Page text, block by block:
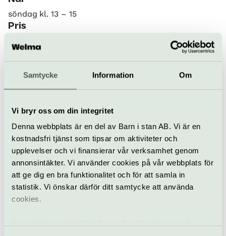
Samtycke Information Om
Vi bryr oss om din integritet
Denna webbplats är en del av Barn i stan AB. Vi är en
kostnadsfri tjänst som tipsar om aktiviteter och
upplevelser och vi finansierar vår verksamhet genom
annonsintäkter. Vi använder cookies på vår webbplats för
att ge dig en bra funktionalitet och för att samla in
statistik. Vi önskar därför ditt samtycke att använda
cookies.
söndag kl. 13 – 15
Pris
Ordinarie 120 kr, medlem i Strindbergssällskapet 80
kr.
Bra att veta
Kafé
Hiss och ramper
Bar
Hitta hit
Närmsta tunnelbanestation är Rådmansgatan,
uppgång Sveavägen/Tegnérgatan
Strindbergsmuseet
Drottninggatan 85, Norrmalm
info@strindbergsmuseet.se